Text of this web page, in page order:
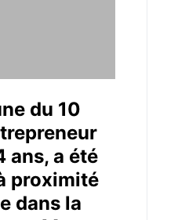
du 10
ans, a été
proximité
dans la